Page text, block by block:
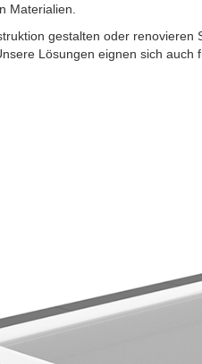
Materialien.
gestalten oder
Lösungen eignen sich